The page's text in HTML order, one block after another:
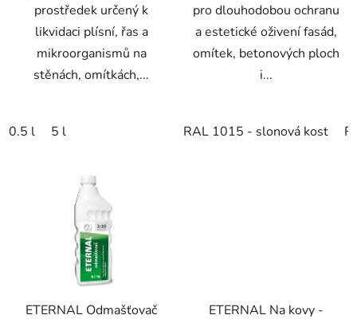
prostředek určený k
likvidaci plísní, řas a
mikroorganismů na
stěnách, omítkách,...
0.5 l 5 l
pro dlouhodobou ochranu
a estetické oživení fasád,
omítek, betonových ploch
i...
RAL 1015 - slonová kost
ETERNAL Odmašťovač
ETERNAL Na kovy -